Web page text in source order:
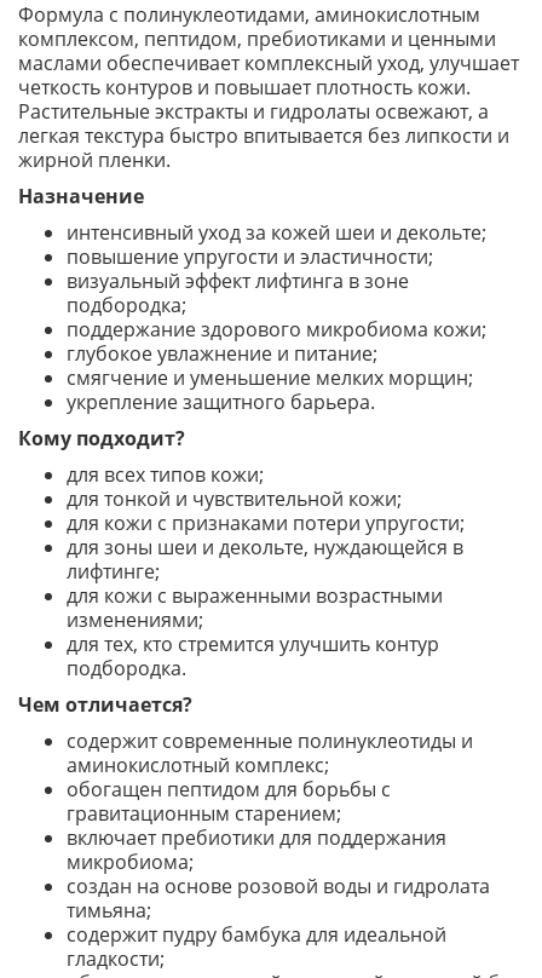
Формула с полинуклеотидами, аминокислотным
комплексом, пептидом, пребиотиками и ценными
маслами обеспечивает комплексный уход, улучшает
четкость контуров и повышает плотность кожи.
Растительные экстракты и гидролаты освежают, а
легкая текстура быстро впитывается без липкости и
жирной пленки.
Назначение
интенсивный уход за кожей шеи и декольте;
повышение упругости и эластичности;
визуальный эффект лифтинга в зоне
подбородка;
поддержание здорового микробиома кожи;
глубокое увлажнение и питание;
смягчение и уменьшение мелких морщин;
укрепление защитного барьера.
Кому подходит?
для всех типов кожи;
для тонкой и чувствительной кожи;
для кожи с признаками потери упругости;
для зоны шеи и декольте, нуждающейся в
лифтинге;
для кожи с выраженными возрастными
изменениями;
для тех, кто стремится улучшить контур
подбородка.
Чем отличается?
содержит современные полинуклеотиды и
аминокислотный комплекс;
обогащен пептидом для борьбы с
гравитационным старением;
включает пребиотики для поддержания
микробиома;
создан на основе розовой воды и гидролата
тимьяна;
содержит пудру бамбука для идеальной
гладкости;